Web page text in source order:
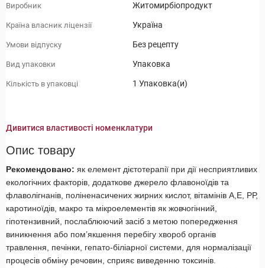
Виробник Житомирбіопродукт
Країна власник ліцензії Україна
Умови відпуску Без рецепту
Вид упаковки Упаковка
Кількість в упаковці 1 Упаковка(и)
Дивитися властивості номенклатури
Опис товару
Рекомендовано: як елемент дієтотерапії при дії несприятливих
екологічних факторів, додаткове джерело флавоноїдів та
флаволігнанів, поліненасичених жирних кислот, вітамінів А,Е, РР,
каротиноїдів, макро та мікроелементів як жовчогінний,
гіпотензивний, послаблюючий засіб з метою попередження
виникнення або пом’якшення перебігу хвороб органів
травлення, печінки, гепато-біліарної системи, для нормалізації
процесів обміну речовин, сприяє виведенню токсинів.